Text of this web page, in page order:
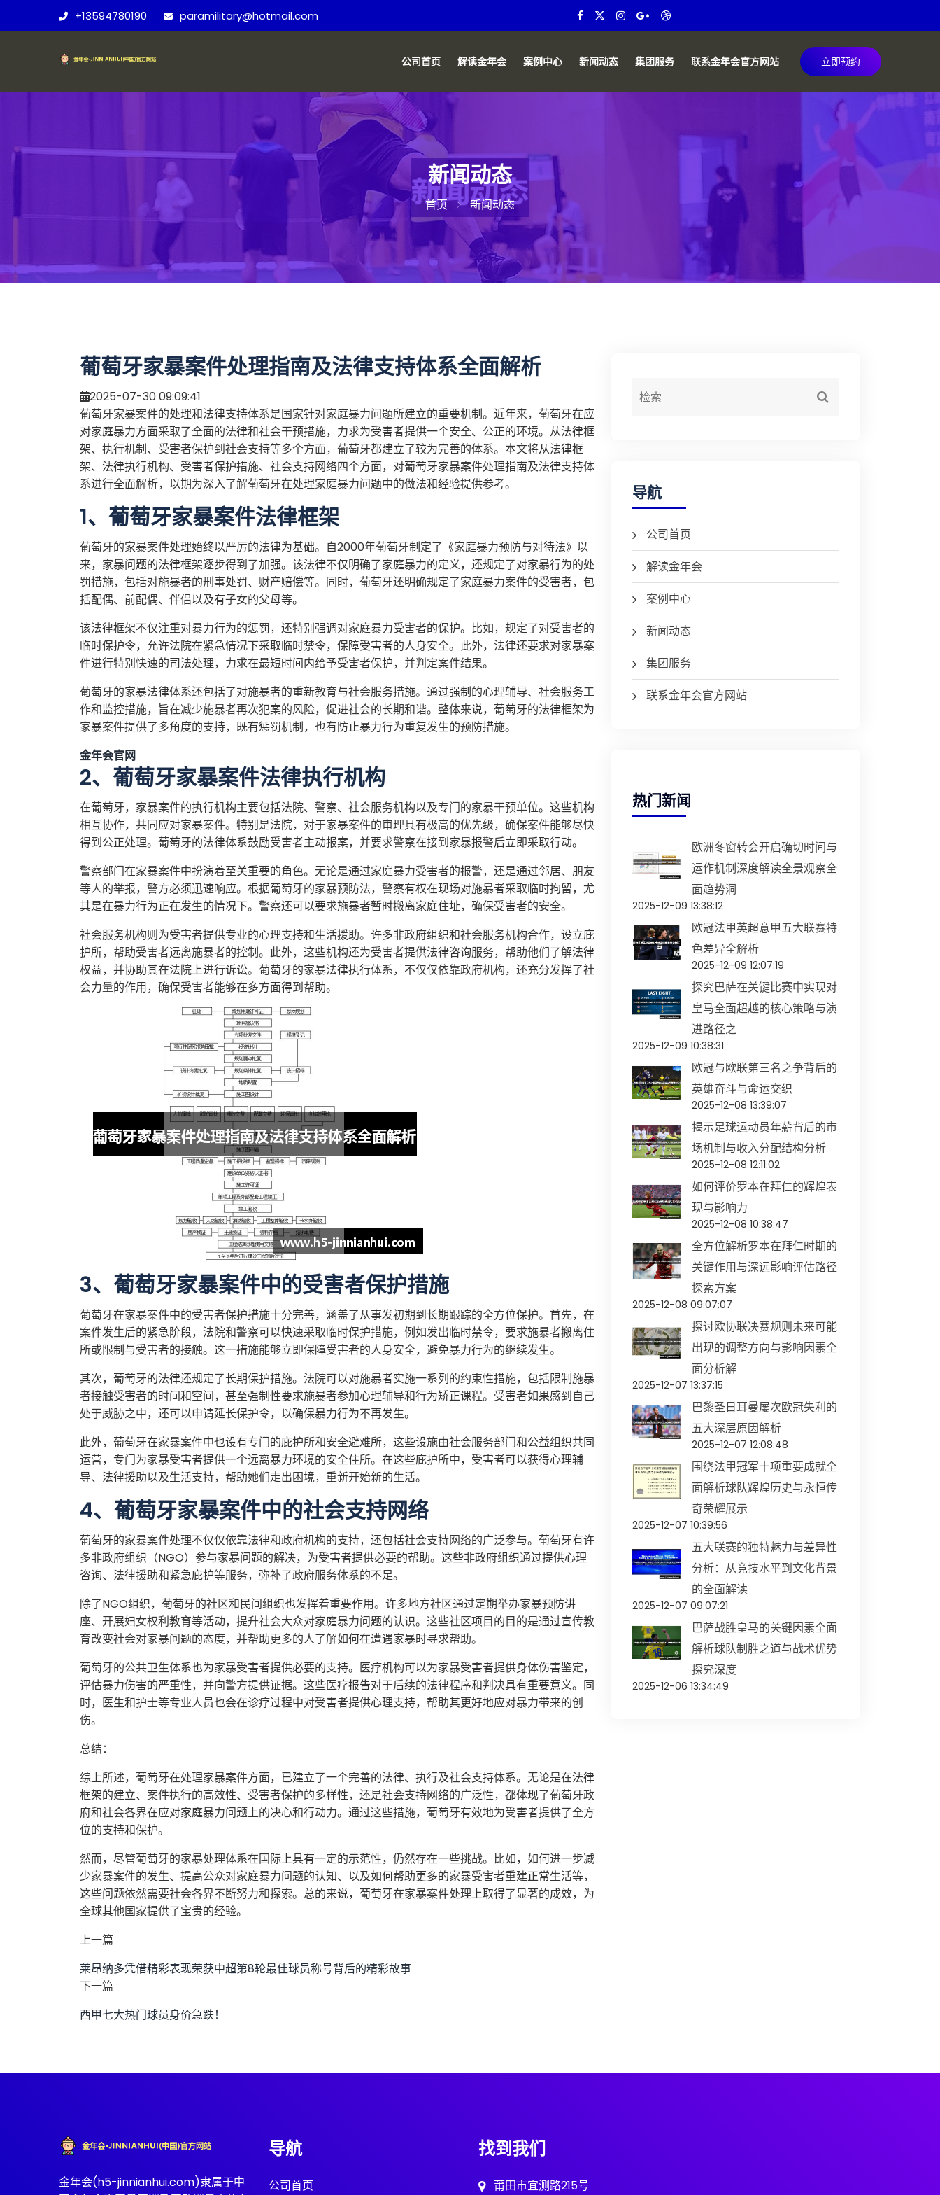
+13594780190 paramilitary@hotmail.com
公司首页 解读金年会 案例中心 新闻动态 集团服务 联系金年会官方网站 立即预约
新闻动态
首页 新闻动态
葡萄牙家暴案件处理指南及法律支持体系全面解析
2025-07-30 09:09:41
葡萄牙家暴案件的处理和法律支持体系是国家针对家庭暴力问题所建立的重要机制。近年来，葡萄牙在应
对家庭暴力方面采取了全面的法律和社会干预措施，力求为受害者提供一个安全、公正的环境。从法律框
架、执行机制、受害者保护到社会支持等多个方面，葡萄牙都建立了较为完善的体系。本文将从法律框
架、法律执行机构、受害者保护措施、社会支持网络四个方面，对葡萄牙家暴案件处理指南及法律支持体
系进行全面解析，以期为深入了解葡萄牙在处理家庭暴力问题中的做法和经验提供参考。
1、葡萄牙家暴案件法律框架
葡萄牙的家暴案件处理始终以严厉的法律为基础。自2000年葡萄牙制定了《家庭暴力预防与对待法》以
来，家暴问题的法律框架逐步得到了加强。该法律不仅明确了家庭暴力的定义，还规定了对家暴行为的处
罚措施，包括对施暴者的刑事处罚、财产赔偿等。同时，葡萄牙还明确规定了家庭暴力案件的受害者，包
括配偶、前配偶、伴侣以及有子女的父母等。
该法律框架不仅注重对暴力行为的惩罚，还特别强调对家庭暴力受害者的保护。比如，规定了对受害者的
临时保护令，允许法院在紧急情况下采取临时禁令，保障受害者的人身安全。此外，法律还要求对家暴案
件进行特别快速的司法处理，力求在最短时间内给予受害者保护，并判定案件结果。
葡萄牙的家暴法律体系还包括了对施暴者的重新教育与社会服务措施。通过强制的心理辅导、社会服务工
作和监控措施，旨在减少施暴者再次犯案的风险，促进社会的长期和谐。整体来说，葡萄牙的法律框架为
家暴案件提供了多角度的支持，既有惩罚机制，也有防止暴力行为重复发生的预防措施。
金年会官网
2、葡萄牙家暴案件法律执行机构
在葡萄牙，家暴案件的执行机构主要包括法院、警察、社会服务机构以及专门的家暴干预单位。这些机构
相互协作，共同应对家暴案件。特别是法院，对于家暴案件的审理具有极高的优先级，确保案件能够尽快
得到公正处理。葡萄牙的法律体系鼓励受害者主动报案，并要求警察在接到家暴报警后立即采取行动。
警察部门在家暴案件中扮演着至关重要的角色。无论是通过家庭暴力受害者的报警，还是通过邻居、朋友
等人的举报，警方必须迅速响应。根据葡萄牙的家暴预防法，警察有权在现场对施暴者采取临时拘留，尤
其是在暴力行为正在发生的情况下。警察还可以要求施暴者暂时搬离家庭住址，确保受害者的安全。
社会服务机构则为受害者提供专业的心理支持和生活援助。许多非政府组织和社会服务机构合作，设立庇
护所，帮助受害者远离施暴者的控制。此外，这些机构还为受害者提供法律咨询服务，帮助他们了解法律
权益，并协助其在法院上进行诉讼。葡萄牙的家暴法律执行体系，不仅仅依靠政府机构，还充分发挥了社
会力量的作用，确保受害者能够在多方面得到帮助。
3、葡萄牙家暴案件中的受害者保护措施
葡萄牙在家暴案件中的受害者保护措施十分完善，涵盖了从事发初期到长期跟踪的全方位保护。首先，在
案件发生后的紧急阶段，法院和警察可以快速采取临时保护措施，例如发出临时禁令，要求施暴者搬离住
所或限制与受害者的接触。这一措施能够立即保障受害者的人身安全，避免暴力行为的继续发生。
其次，葡萄牙的法律还规定了长期保护措施。法院可以对施暴者实施一系列的约束性措施，包括限制施暴
者接触受害者的时间和空间，甚至强制性要求施暴者参加心理辅导和行为矫正课程。受害者如果感到自己
处于威胁之中，还可以申请延长保护令，以确保暴力行为不再发生。
此外，葡萄牙在家暴案件中也设有专门的庇护所和安全避难所，这些设施由社会服务部门和公益组织共同
运营，专门为家暴受害者提供一个远离暴力环境的安全住所。在这些庇护所中，受害者可以获得心理辅
导、法律援助以及生活支持，帮助她们走出困境，重新开始新的生活。
4、葡萄牙家暴案件中的社会支持网络
葡萄牙的家暴案件处理不仅仅依靠法律和政府机构的支持，还包括社会支持网络的广泛参与。葡萄牙有许
多非政府组织（NGO）参与家暴问题的解决，为受害者提供必要的帮助。这些非政府组织通过提供心理
咨询、法律援助和紧急庇护等服务，弥补了政府服务体系的不足。
除了NGO组织，葡萄牙的社区和民间组织也发挥着重要作用。许多地方社区通过定期举办家暴预防讲
座、开展妇女权利教育等活动，提升社会大众对家庭暴力问题的认识。这些社区项目的目的是通过宣传教
育改变社会对家暴问题的态度，并帮助更多的人了解如何在遭遇家暴时寻求帮助。
葡萄牙的公共卫生体系也为家暴受害者提供必要的支持。医疗机构可以为家暴受害者提供身体伤害鉴定，
评估暴力伤害的严重性，并向警方提供证据。这些医疗报告对于后续的法律程序和判决具有重要意义。同
时，医生和护士等专业人员也会在诊疗过程中对受害者提供心理支持，帮助其更好地应对暴力带来的创
伤。
总结：
综上所述，葡萄牙在处理家暴案件方面，已建立了一个完善的法律、执行及社会支持体系。无论是在法律
框架的建立、案件执行的高效性、受害者保护的多样性，还是社会支持网络的广泛性，都体现了葡萄牙政
府和社会各界在应对家庭暴力问题上的决心和行动力。通过这些措施，葡萄牙有效地为受害者提供了全方
位的支持和保护。
然而，尽管葡萄牙的家暴处理体系在国际上具有一定的示范性，仍然存在一些挑战。比如，如何进一步减
少家暴案件的发生、提高公众对家庭暴力问题的认知、以及如何帮助更多的家暴受害者重建正常生活等，
这些问题依然需要社会各界不断努力和探索。总的来说，葡萄牙在家暴案件处理上取得了显著的成效，为
全球其他国家提供了宝贵的经验。
上一篇
莱昂纳多凭借精彩表现荣获中超第8轮最佳球员称号背后的精彩故事
下一篇
西甲七大热门球员身价急跌！
导航
公司首页
解读金年会
案例中心
新闻动态
集团服务
联系金年会官方网站
热门新闻
欧洲冬窗转会开启确切时间与
运作机制深度解读全景观察全
面趋势洞
2025-12-09 13:38:12
欧冠法甲英超意甲五大联赛特
色差异全解析
2025-12-09 12:07:19
探究巴萨在关键比赛中实现对
皇马全面超越的核心策略与演
进路径之
2025-12-09 10:38:31
欧冠与欧联第三名之争背后的
英雄奋斗与命运交织
2025-12-08 13:39:07
揭示足球运动员年薪背后的市
场机制与收入分配结构分析
2025-12-08 12:11:02
如何评价罗本在拜仁的辉煌表
现与影响力
2025-12-08 10:38:47
全方位解析罗本在拜仁时期的
关键作用与深远影响评估路径
探索方案
2025-12-08 09:07:07
探讨欧协联决赛规则未来可能
出现的调整方向与影响因素全
面分析解
2025-12-07 13:37:15
巴黎圣日耳曼屡次欧冠失利的
五大深层原因解析
2025-12-07 12:08:48
围绕法甲冠军十项重要成就全
面解析球队辉煌历史与永恒传
奇荣耀展示
2025-12-07 10:39:56
五大联赛的独特魅力与差异性
分析：从竞技水平到文化背景
的全面解读
2025-12-07 09:07:21
巴萨战胜皇马的关键因素全面
解析球队制胜之道与战术优势
探究深度
2025-12-06 13:34:49
金年会(h5-jinnianhui.com)隶属于中
导航
公司首页
找到我们
莆田市宜测路215号